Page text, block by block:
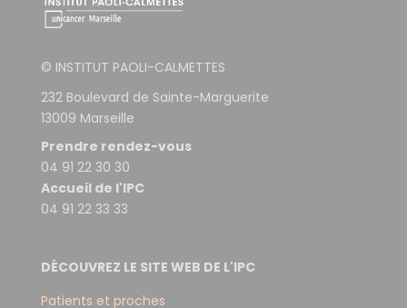
© INSTITUT PAOLI-CALMETTES
232 Boulevard de Sainte-Marguerite
13009 Marseille
Prendre rendez-vous
04 91 22 30 30
Accueil de l'IPC
04 91 22 33 33
DÉCOUVREZ LE SITE WEB DE L'IPC
Patients et proches